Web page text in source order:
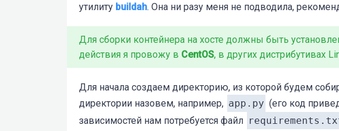
утилиту buildah. Она ни разу меня не подводила,
Для сборки контейнера на хосте должны быть
действия я провожу в CentOS, в других дистрибутивах
Для начала создаем директорию, из которой будем
директории назовем, например, app.py (его код
зависимостей нам потребуется файл